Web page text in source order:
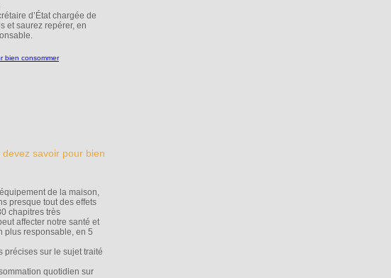
d’État chargée de
et saurez repérer, en
savoir pour bien
de la maison,
presque tout des effets
chapitres très
affecter notre santé et
plus responsable, en 5
précises sur le sujet traité
quotidien sur